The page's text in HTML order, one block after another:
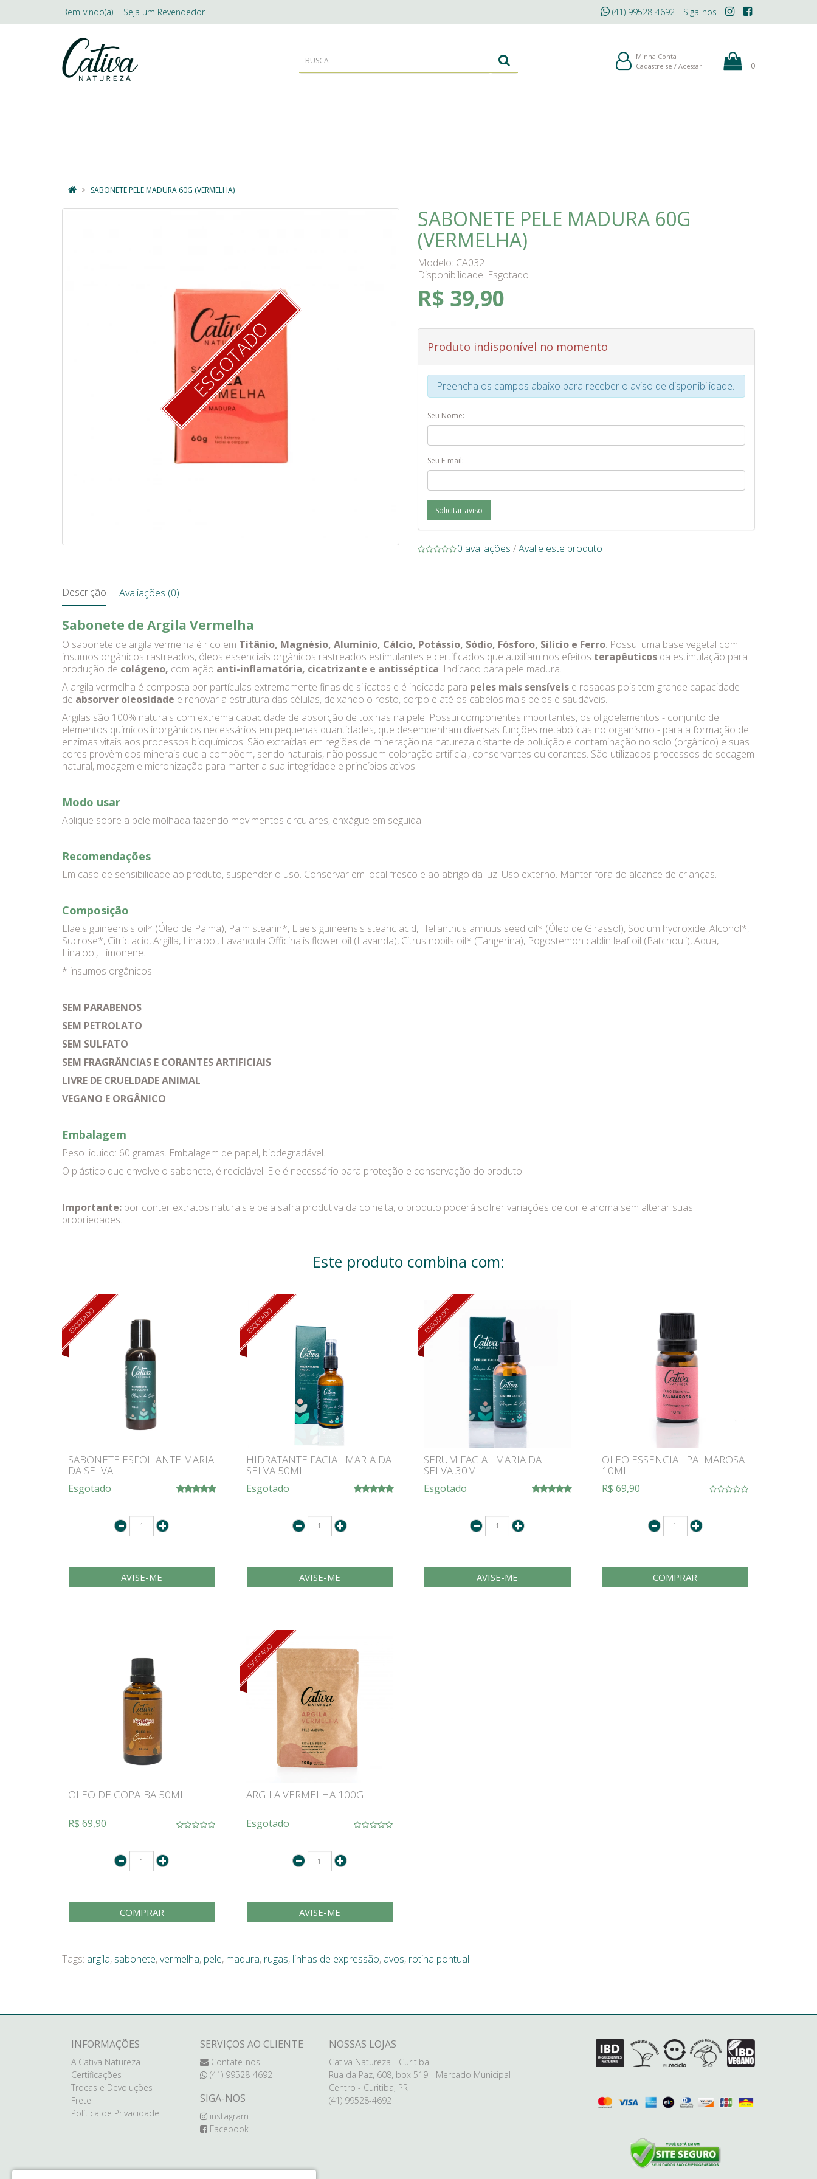
Bem-vindo(a)! Seja um Revendedor (41) 99528-4692 Siga-nos
Minha Conta
Cadastre-se / Acessar 0
LINHAS
SABONETE PELE MADURA 60G (VERMELHA)
ESGOTADO
SABONETE PELE MADURA 60G
(VERMELHA)
Modelo: CA032
Disponibilidade: Esgotado
R$ 39,90
Produto indisponível no momento
Preencha os campos abaixo para receber o aviso de disponibilidade.
Seu Nome:
Seu E-mail:
Solicitar aviso
0 avaliações /Avalie este produto
Descrição Avaliações (0)
Sabonete de Argila Vermelha
O sabonete de argila vermelha é rico em Titânio, Magnésio, Alumínio, Cálcio, Potássio, Sódio, Fósforo, Silício e Ferro. Possui uma base vegetal com
insumos orgânicos rastreados, óleos essenciais orgânicos rastreados estimulantes e certificados que auxiliam nos efeitos terapêuticos da estimulação para
produção de colágeno, com ação anti-inflamatória, cicatrizante e antisséptica. Indicado para pele madura.
A argila vermelha é composta por partículas extremamente finas de silicatos e é indicada para peles mais sensíveis e rosadas pois tem grande capacidade
de absorver oleosidade e renovar a estrutura das células, deixando o rosto, corpo e até os cabelos mais belos e saudáveis.
Argilas são 100% naturais com extrema capacidade de absorção de toxinas na pele. Possui componentes importantes, os oligoelementos - conjunto de
elementos químicos inorgânicos necessários em pequenas quantidades, que desempenham diversas funções metabólicas no organismo - para a formação de
enzimas vitais aos processos bioquímicos. São extraídas em regiões de mineração na natureza distante de poluição e contaminação no solo (orgânico) e suas
cores provêm dos minerais que a compõem, sendo naturais, não possuem coloração artificial, conservantes ou corantes. São utilizados processos de secagem
natural, moagem e micronização para manter a sua integridade e princípios ativos.
Modo usar
Aplique sobre a pele molhada fazendo movimentos circulares, enxágue em seguida.
Recomendações
Em caso de sensibilidade ao produto, suspender o uso. Conservar em local fresco e ao abrigo da luz. Uso externo. Manter fora do alcance de crianças.
Composição
Elaeis guineensis oil* (Óleo de Palma), Palm stearin*, Elaeis guineensis stearic acid, Helianthus annuus seed oil* (Óleo de Girassol), Sodium hydroxide, Alcohol*,
Sucrose*, Citric acid, Argilla, Linalool, Lavandula Officinalis flower oil (Lavanda), Citrus nobils oil* (Tangerina), Pogostemon cablin leaf oil (Patchouli), Aqua,
Linalool, Limonene.
* insumos orgânicos.
SEM PARABENOS
SEM PETROLATO
SEM SULFATO
SEM FRAGRÂNCIAS E CORANTES ARTIFICIAIS
LIVRE DE CRUELDADE ANIMAL
VEGANO E ORGÂNICO
Embalagem
Peso liquido: 60 gramas. Embalagem de papel, biodegradável.
O plástico que envolve o sabonete, é reciclável. Ele é necessário para proteção e conservação do produto.
Importante: por conter extratos naturais e pela safra produtiva da colheita, o produto poderá sofrer variações de cor e aroma sem alterar suas
propriedades.
Este produto combina com:
ESGOTADO
SABONETE ESFOLIANTE MARIA
DA SELVA
Esgotado
AVISE-ME
ESGOTADO
HIDRATANTE FACIAL MARIA DA
SELVA 50ML
Esgotado
AVISE-ME
ESGOTADO
SERUM FACIAL MARIA DA
SELVA 30ML
Esgotado
AVISE-ME
OLEO ESSENCIAL PALMAROSA
10ML
R$ 69,90
COMPRAR
OLEO DE COPAIBA 50ML
R$ 69,90
COMPRAR
ESGOTADO
ARGILA VERMELHA 100G
Esgotado
AVISE-ME
Tags: argila, sabonete,vermelha, pele, madura, rugas, linhas de expressão, avos, rotina pontual
INFORMAÇÕES
A Cativa Natureza
Certificações
Trocas e Devoluções
Frete
Política de Privacidade
SERVIÇOS AO CLIENTE
Contate-nos
(41) 99528-4692
SIGA-NOS
instagram
Facebook
NOSSAS LOJAS
Cativa Natureza - Curitiba
Rua da Paz, 608, box 519 - Mercado Municipal
Centro - Curitiba, PR
(41) 99528-4692